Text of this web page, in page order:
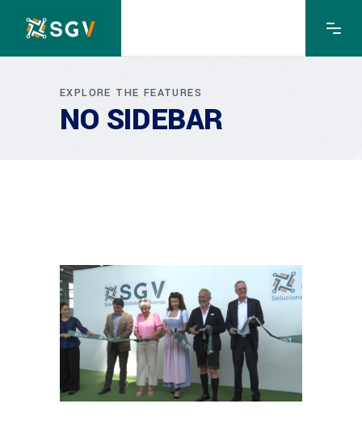
EXPLORE THE FEATURES
NO SIDEBAR